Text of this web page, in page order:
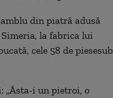
din piatră adusă
la fabrica lui
cele 58 de piesesub
i un pietroi, o